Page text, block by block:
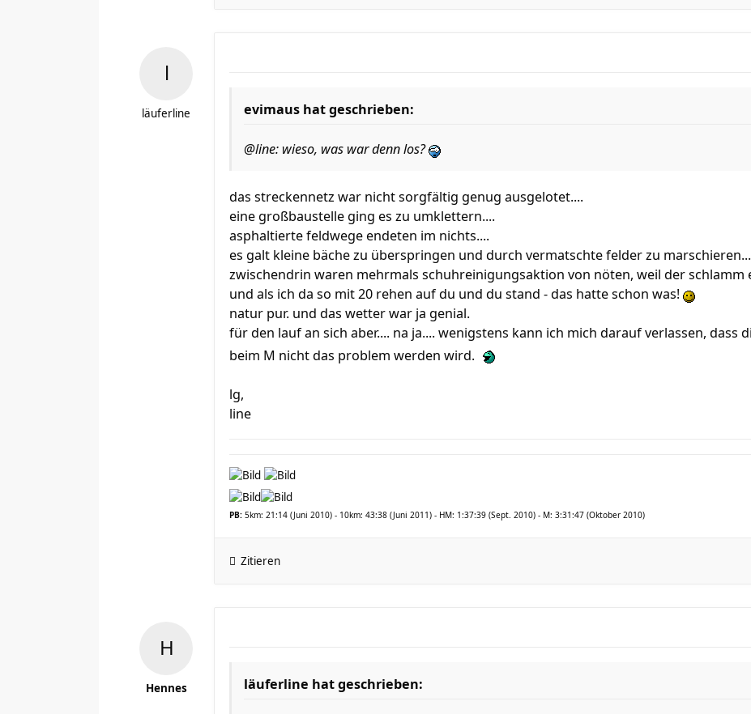
läuferline evimaus hat geschrieben:
@line: wieso, was war denn los?
das streckennetz war nicht sorgfältig genug ausgelotet....
eine großbaustelle ging es zu umklettern....
asphaltierte feldwege endeten im nichts....
es galt kleine bäche zu überspringen und durch vermatschte felder zu
zwischendrin waren mehrmals schuhreinigungsaktion von nöten, weil der schlamm
und als ich da so mit 20 rehen auf du und du stand - das hatte schon was!
natur pur. und das wetter war ja genial.
für den lauf an sich aber.... na ja.... wenigstens kann ich mich darauf verlassen, dass
beim M nicht das problem werden wird.
lg,
line
PB: 5km: 21:14 (Juni 2010) - 10km: 43:38 (Juni 2011) - HM: 1:37:39 (Sept. 2010) - M: 3:31:47 (Oktober 2010)
Zitieren
Hennes läuferline hat geschrieben: